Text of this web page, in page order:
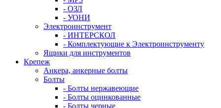
- ОЗЛ
- УОНИ
Электроинструмент
- ИНТЕРСКОЛ
- Комплектующие к Электроинструменту
Ящики для инструментов
Крепеж
Анкера, анкерные болты
Болты
- Болты нержавеющие
- Болты оцинкованные
- Болты черные